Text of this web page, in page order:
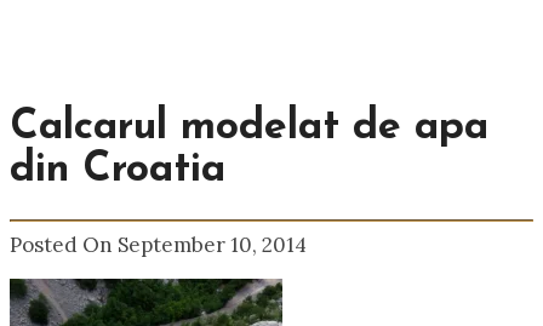
Calcarul modelat de apa
din Croatia
Posted On September 10, 2014